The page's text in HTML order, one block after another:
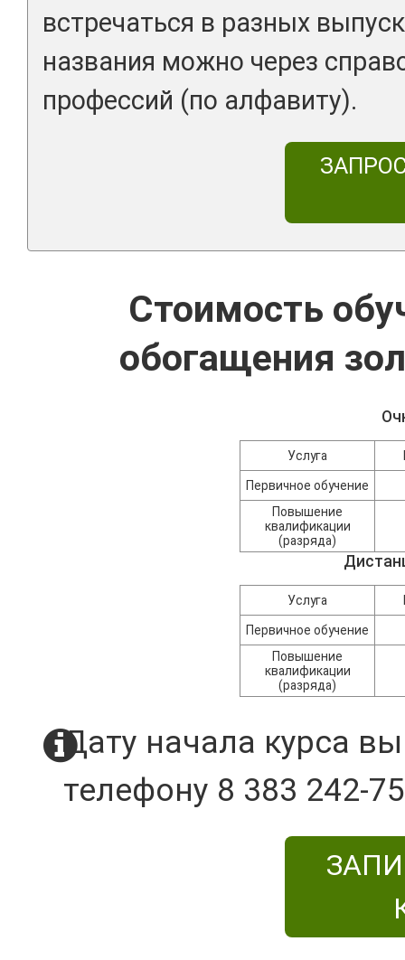
встречаться в разных
названия можно через
профессий (по алфавиту).
Стоимость
обогащения
Услуга
Первичное обучение
Повышение
квалификации
(разряда)
Услуга
Первичное обучение
Повышение
квалификации
(разряда)
Дату начала курса
телефону 8 383 242-